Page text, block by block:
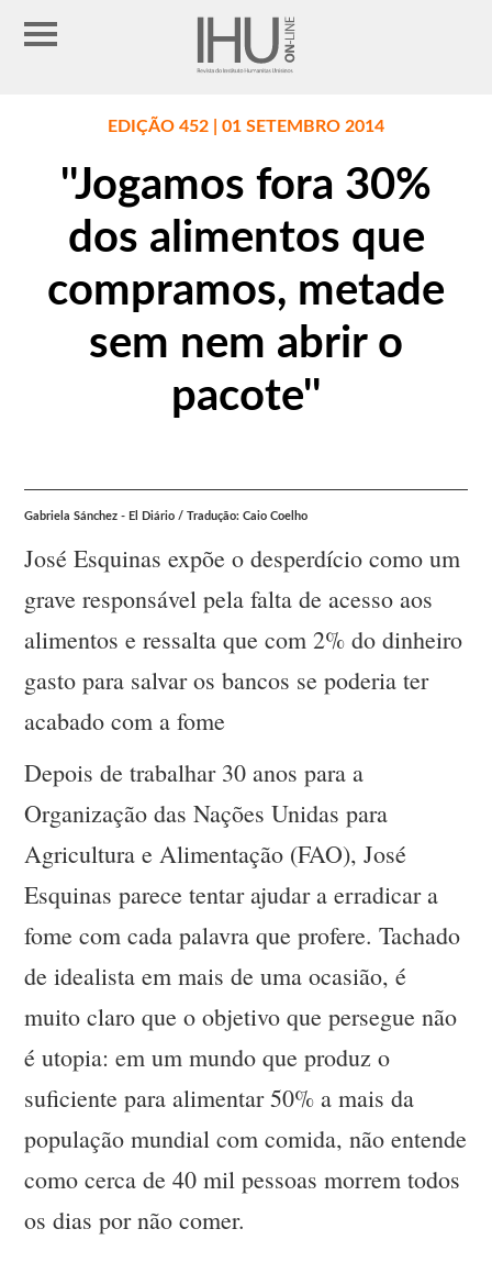
EDIÇÃO 452 | 01 SETEMBRO 2014
''Jogamos fora 30%
dos alimentos que
compramos, metade
sem nem abrir o
pacote''
Gabriela Sánchez - El Diário / Tradução: Caio Coelho
José Esquinas expõe o desperdício como um
grave responsável pela falta de acesso aos
alimentos e ressalta que com 2% do dinheiro
gasto para salvar os bancos se poderia ter
acabado com a fome
Depois de trabalhar 30 anos para a
Organização das Nações Unidas para
Agricultura e Alimentação (FAO), José
Esquinas parece tentar ajudar a erradicar a
fome com cada palavra que profere. Tachado
de idealista em mais de uma ocasião, é
muito claro que o objetivo que persegue não
é utopia: em um mundo que produz o
suficiente para alimentar 50% a mais da
população mundial com comida, não entende
como cerca de 40 mil pessoas morrem todos
os dias por não comer.